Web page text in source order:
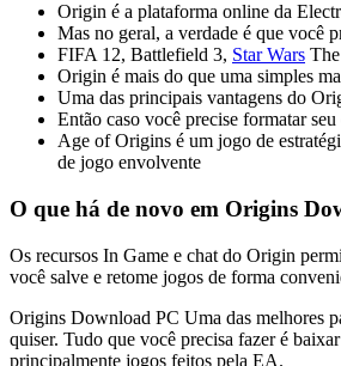
Origin é a plataforma online da
Mas no geral, a verdade é que você
FIFA 12, Battlefield 3, Star Wars
Origin é mais do que uma simples
Uma das principais vantagens do
Então caso você precise formatar
Age of Origins é um jogo de
de jogo envolvente
O que há de novo em Origins
Os recursos In Game e chat do Origin
você salve e retome jogos de forma
Origins Download PC Uma das melhores
quiser. Tudo que você precisa fazer é
principalmente jogos feitos pela EA.